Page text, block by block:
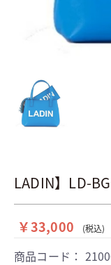
LADIN】LD-
￥33,000 (税込)
商品コード：